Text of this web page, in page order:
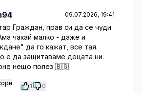
09.07.2026, 19:41
Граждан, прав си да се чуди
чакай малко - даже и
да го кажат, все тая.
е да защитаваме децата ни.
нещо полез 🇧🇬
1 0